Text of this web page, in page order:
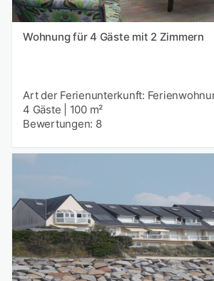
Wohnung für 4 Gäste mit 2 Zimmern
Art der Ferienunterkunft:
4 Gäste
100 m²
Bewertungen: 8